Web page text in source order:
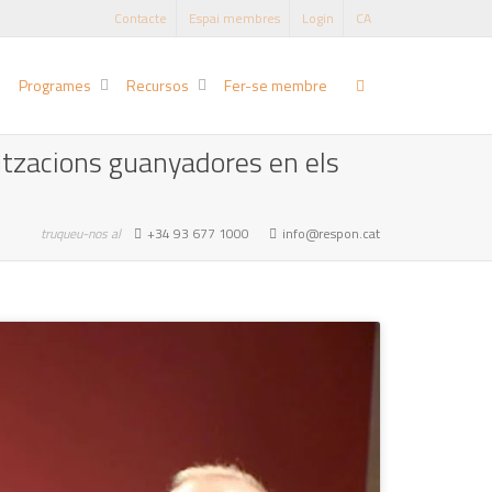
Contacte Espai membres Login CA
Programes Recursos Fer-se membre
guanyadores en els
truqueu-nos al +34 93 677 1000 info@respon.cat